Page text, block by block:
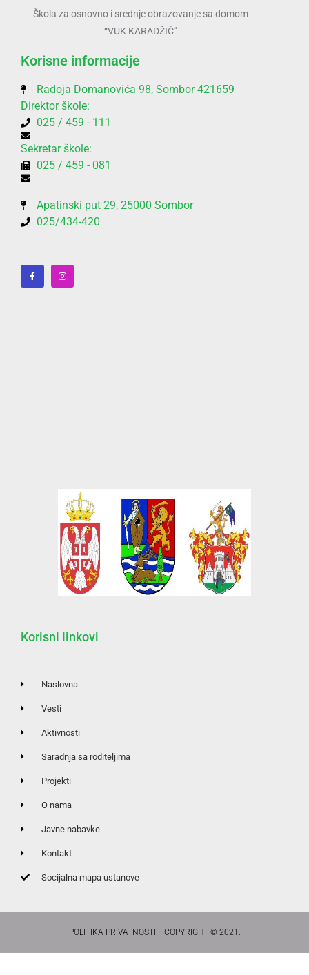
Škola za osnovno i srednje obrazovanje sa domom
“VUK KARADŽIĆ”
Korisne informacije
Radoja Domanovića 98, Sombor 421659
Direktor škole:
025 / 459 - 111
Sekretar škole:
025 / 459 - 081
Apatinski put 29, 25000 Sombor
025/434-420
Korisni linkovi
Naslovna
Vesti
Aktivnosti
Saradnja sa roditeljima
Projekti
O nama
Javne nabavke
Kontakt
Socijalna mapa ustanove
POLITIKA PRIVATNOSTI. | COPYRIGHT © 2021.